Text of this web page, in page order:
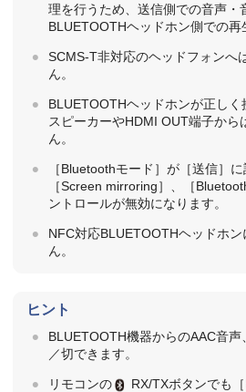
理を行うため、送信側での音声・
BLUETOOTHヘッドホン側での再
SCMS-T非対応のヘッドフォンへ
ん。
BLUETOOTHヘッドホンが正しく
スピーカーやHDMI OUT端子から
ん。
［Bluetoothモード ］が［送信］に
［Screen mirroring］、［
ントロールが無効になります。
NFC対応BLUETOOTHヘッドホ
ん。
ヒント
BLUETOOTH機器からのAAC音声
／切できます。
リモコンの
RX/TXボタンでも